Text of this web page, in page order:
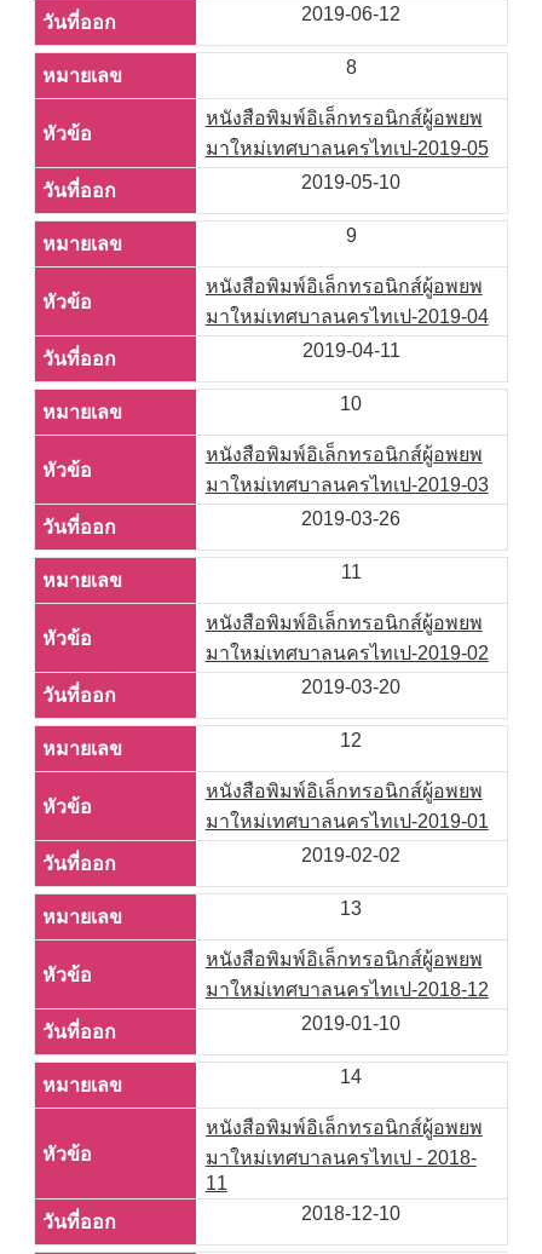
2019-06-12
8
หนังสือพิมพ์อิเล็กทรอนิกส์ผู้อพยพ
มาใหม่เทศบาลนครไทเป-2019-05
2019-05-10
9
หนังสือพิมพ์อิเล็กทรอนิกส์ผู้อพยพ
มาใหม่เทศบาลนครไทเป-2019-04
2019-04-11
10
หนังสือพิมพ์อิเล็กทรอนิกส์ผู้อพยพ
มาใหม่เทศบาลนครไทเป-2019-03
2019-03-26
11
หนังสือพิมพ์อิเล็กทรอนิกส์ผู้อพยพ
มาใหม่เทศบาลนครไทเป-2019-02
2019-03-20
12
หนังสือพิมพ์อิเล็กทรอนิกส์ผู้อพยพ
มาใหม่เทศบาลนครไทเป-2019-01
2019-02-02
13
หนังสือพิมพ์อิเล็กทรอนิกส์ผู้อพยพ
มาใหม่เทศบาลนครไทเป-2018-12
2019-01-10
14
หนังสือพิมพ์อิเล็กทรอนิกส์ผู้อพยพ
มาใหม่เทศบาลนครไทเป - 2018-
11
2018-12-10